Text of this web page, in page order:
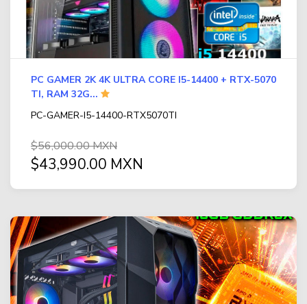
PC GAMER 2K 4K ULTRA CORE I5-14400 + RTX-5070
TI, RAM 32G...
PC-GAMER-I5-14400-RTX5070TI
$56,000.00 MXN
$43,990.00 MXN